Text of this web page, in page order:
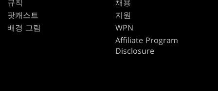
규칙
팟캐스트
배경 그림
채용
지원
WPN
Affiliate Program
Disclosure